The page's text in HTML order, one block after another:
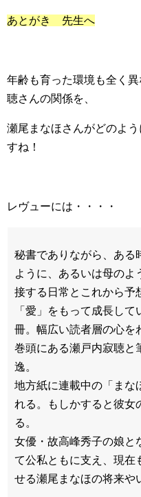
あとがき 先生へ
年齢も育った環境も全く
聴さんの関係を、
瀬尾まなほさんがどのよ
すね！
レヴューには・・・・
秘書でありながら、ある
ように、あるいは母のよ
接する日常とこれから予
「愛」をもって成長し
冊。幅広い読者層の心を
巻頭にある瀬戸内寂聴と
逸。
地方紙に連載中の「まな
れる。もしかすると彼女
る。
女優・故高峰秀子の娘と
て公私ともに支え、現在
せる瀬尾まなほの将来や